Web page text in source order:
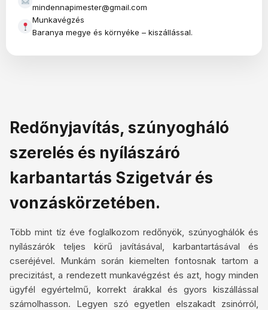
mindennapimester@gmail.com
Munkavégzés
Baranya megye és környéke – kiszállással.
Redőnyjavítás, szúnyogháló
szerelés és nyílászáró
karbantartás Szigetvár és
vonzáskörzetében.
Több mint tíz éve foglalkozom redőnyök, szúnyoghálók és
nyílászárók teljes körű javításával, karbantartásával és
cseréjével. Munkám során kiemelten fontosnak tartom a
precizitást, a rendezett munkavégzést és azt, hogy minden
ügyfél egyértelmű, korrekt árakkal és gyors kiszállással
számolhasson. Legyen szó egyetlen elszakadt zsinórról,